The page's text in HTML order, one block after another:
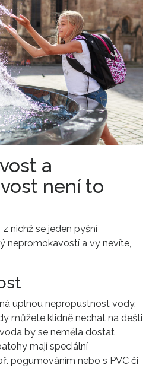
a
není to
nichž se jeden pyšní
nepromokavostí a vy nevíte,
úplnou nepropustnost vody.
můžete klidně nechat na dešti
by se neměla dostat
mají speciální
pogumováním nebo s PVC či